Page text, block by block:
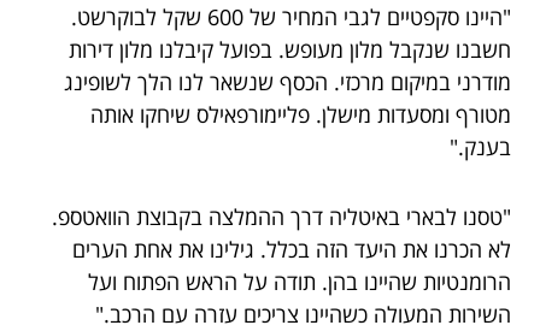
"היינו סקפטיים לגבי המחיר של 600 שקל לבוקרשט.
חשבנו שנקבל מלון מעופש. בפועל קיבלנו מלון דירות
מודרני במיקום מרכזי. הכסף שנשאר לנו הלך לשופינג
מטורף ומסעדות מישלן. פליימורפאילס שיחקו אותה
בענק."
"טסנו לבארי באיטליה דרך ההמלצה בקבוצת הוואטספ.
לא הכרנו את היעד הזה בכלל. גילינו את אחת הערים
הרומנטיות שהיינו בהן. תודה על הראש הפתוח ועל
השירות המעולה כשהיינו צריכים עזרה עם הרכב."